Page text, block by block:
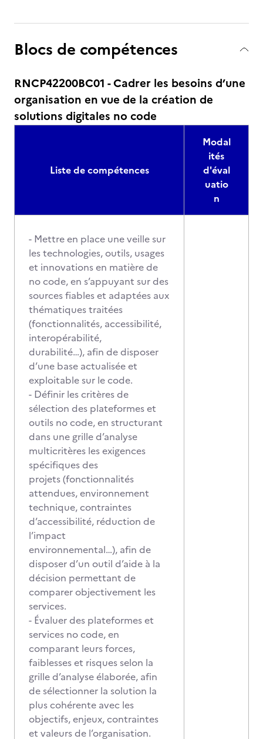
Blocs de compétences
RNCP42200BC01 - Cadrer les besoins d’une
organisation en vue de la création de
solutions digitales no code
Liste de compétences
Modal
ités
d'éval
uatio
n
- Mettre en place une veille sur
les technologies, outils, usages
et innovations en matière de
no code, en s’appuyant sur des
sources fiables et adaptées aux
thématiques traitées
(fonctionnalités, accessibilité,
interopérabilité,
durabilité…), afin de disposer
d’une base actualisée et
exploitable sur le code.
- Définir les critères de
sélection des plateformes et
outils no code, en structurant
dans une grille d’analyse
multicritères les exigences
spécifiques des
projets (fonctionnalités
attendues, environnement
technique, contraintes
d’accessibilité, réduction de
l’impact
environnemental…), afin de
disposer d’un outil d’aide à la
décision permettant de
comparer objectivement les
services.
- Évaluer des plateformes et
services no code, en
comparant leurs forces,
faiblesses et risques selon la
grille d’analyse élaborée, afin
de sélectionner la solution la
plus cohérente avec les
objectifs, enjeux, contraintes
et valeurs de l’organisation.